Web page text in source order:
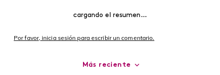
cargando el resumen…
Por favor, inicia sesión para escribir un comentario.
Más reciente